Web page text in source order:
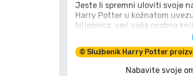
Jeste li spremni uloviti svoje
Harry Potter u kožnatom
bilježnica, već vaša osobna
i vintage metalnu kopču,
Alohomora. Bilo da zapisujete
poteze za Metloboj, ovaj
stol. Ulovite ga prije nego što
© Službenik Harry Potter
Nabavite svoje